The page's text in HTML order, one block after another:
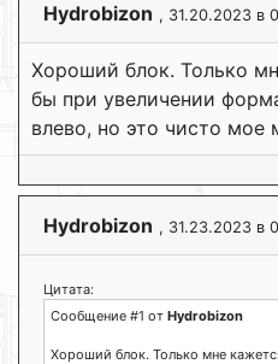
Hydrobizon , 31.20.2023 в
Хороший блок. Только
бы при увеличении
влево, но это чисто мое
Hydrobizon , 31.23.2023 в
Цитата:
Сообщение #1 от Hydrobizon
Хороший блок. Только мне